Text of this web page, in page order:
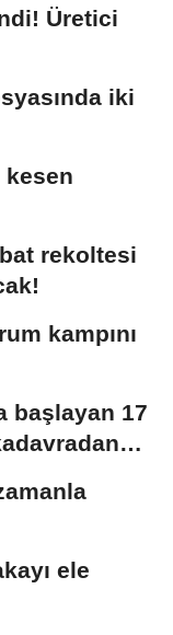
Üretici
iki
kesen
rekoltesi
kampını
başlayan 17
ele